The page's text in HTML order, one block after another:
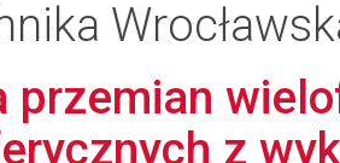
przemian
z